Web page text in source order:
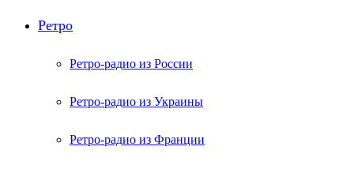
Ретро
Ретро-радио из России
Ретро-радио из Украины
Ретро-радио из Франции